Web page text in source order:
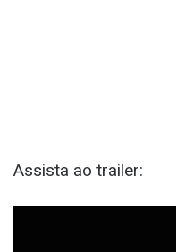
Assista ao trailer: